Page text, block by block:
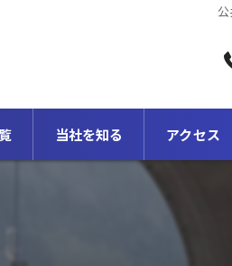
当社を知る アクセス